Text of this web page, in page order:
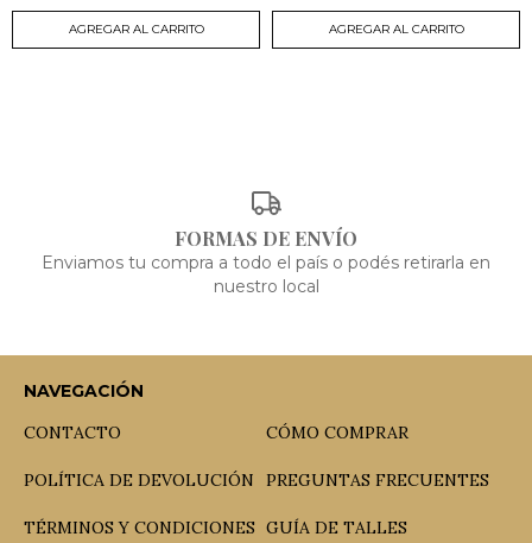
AGREGAR AL CARRITO AGREGAR AL CARRITO
FORMAS DE ENVÍO
Enviamos tu compra a todo el país o podés retirarla en
nuestro local
NAVEGACIÓN
CONTACTO
CÓMO COMPRAR
POLÍTICA DE DEVOLUCIÓN PREGUNTAS FRECUENTES
TÉRMINOS Y CONDICIONES GUÍA DE TALLES